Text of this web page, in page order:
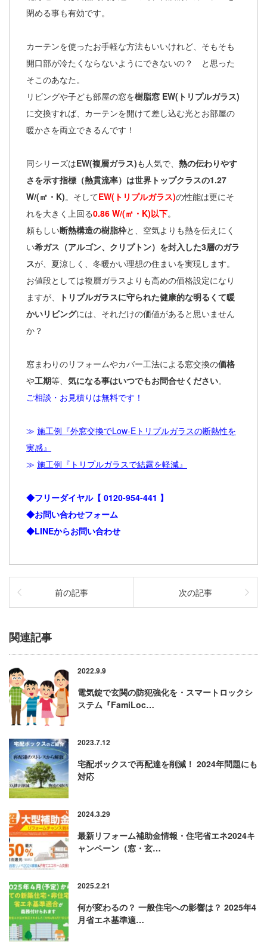
閉める事も有効です。
カーテンを使ったお手軽な方法もいいけれど、そもそも
開口部が冷たくならないようにできないの？ と思った
そこのあなた。
リビングや子ども部屋の窓を樹脂窓 EW(トリプルガラス)
に交換すれば、カーテンを開けて差し込む光とお部屋の
暖かさを両立できるんです！
同シリーズはEW(複層ガラス)も人気で、 熱の伝わりやす
さを示す指標（熱貫流率）は世界トップクラスの1.27
W/(㎡・K)。そしてEW(トリプルガラス)の性能は更にそ
れを大きく上回る0.86 W/(㎡・K)以下。
頼もしい断熱構造の樹脂枠と、空気よりも熱を伝えにく
い希ガス（アルゴン、クリプトン）を封入した3層のガラ
スが、夏涼しく、冬暖かい理想の住まいを実現します。
お値段としては複層ガラスよりも高めの価格設定になり
ますが、
トリプルガラスに守られた健康的な明るくて暖
かいリビングには、それだけの価値があると思いません
か？
窓まわりのリフォームやカバー工法による窓交換の価格
や工期等、 気になる事はいつでもお問合せください。
ご相談・お見積りは無料です！
≫ 施工例『外窓交換でLow-Eトリプルガラスの断熱性を
実感』
≫ 施工例『トリプルガラスで結露を軽減』
◆フリーダイヤル【 0120-954-441 】
◆お問い合わせフォーム
◆LINEからお問い合わせ
前の記事 次の記事
関連記事
2022.9.9
電気錠で玄関の防犯強化を・スマートロックシ
ステム『FamiLoc…
2023.7.12
宅配ボックスで再配達を削減！ 2024年問題にも
対応
2024.3.29
最新リフォーム補助金情報・住宅省エネ2024キ
ャンペーン（窓・玄…
2025.2.21
何が変わるの？ 一般住宅への影響は？ 2025年4
月省エネ基準適…